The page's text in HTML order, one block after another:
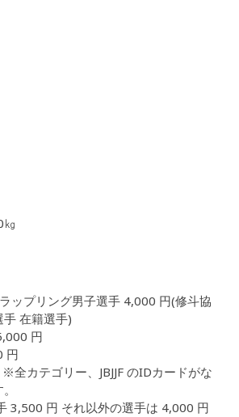
ップリング男子選手 4,000 円(修斗協
在籍選手)
円
円
全カテゴリー、JBJJF のIDカードがな
3,500 円 それ以外の選手は 4,000 円